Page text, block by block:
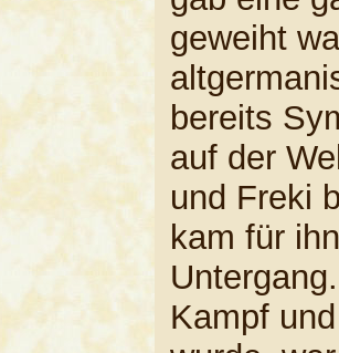
geweiht
bereits
auf der
und Freki
kam für
Kampf